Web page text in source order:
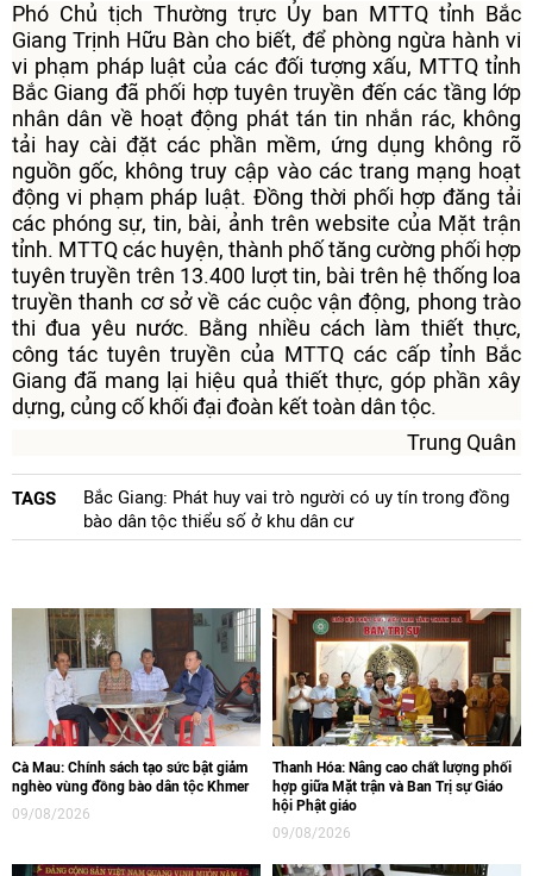
Phó Chủ tịch Thường trực Ủy ban MTTQ tỉnh Bắc
Giang Trịnh Hữu Bàn cho biết, để phòng ngừa hành vi
vi phạm pháp luật của các đối tượng xấu, MTTQ tỉnh
Bắc Giang đã phối hợp tuyên truyền đến các tầng lớp
nhân dân về hoạt động phát tán tin nhắn rác, không
tải hay cài đặt các phần mềm, ứng dụng không rõ
nguồn gốc, không truy cập vào các trang mạng hoạt
động vi phạm pháp luật. Đồng thời phối hợp đăng tải
các phóng sự, tin, bài, ảnh trên website của Mặt trận
tỉnh. MTTQ các huyện, thành phố tăng cường phối hợp
tuyên truyền trên 13.400 lượt tin, bài trên hệ thống loa
truyền thanh cơ sở về các cuộc vận động, phong trào
thi đua yêu nước. Bằng nhiều cách làm thiết thực,
công tác tuyên truyền của MTTQ các cấp tỉnh Bắc
Giang đã mang lại hiệu quả thiết thực, góp phần xây
dựng, củng cố khối đại đoàn kết toàn dân tộc.
Trung Quân
TAGS
Bắc Giang: Phát huy vai trò người có uy tín trong đồng
bào dân tộc thiểu số ở khu dân cư
Cà Mau: Chính sách tạo sức bật giảm
nghèo vùng đồng bào dân tộc Khmer
09/08/2026
Thanh Hóa: Nâng cao chất lượng phối
hợp giữa Mặt trận và Ban Trị sự Giáo
hội Phật giáo
09/08/2026